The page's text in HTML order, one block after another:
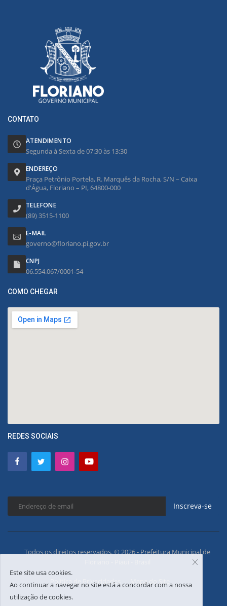
CONTATO
ATENDIMENTO
Segunda à Sexta de 07:30 às 13:30
ENDEREÇO
Praça Petrônio Portela, R. Marquês da Rocha, S/N – Caixa
d'Água, Floriano – PI, 64800-000
TELEFONE
(89) 3515-1100
E-MAIL
governo@floriano.pi.gov.br
CNPJ
06.554.067/0001-54
COMO CHEGAR
REDES SOCIAIS
Inscreva-se
Todos os direitos reservados. © 2026 - Prefeitura Municipal de
Política de Privacidades Mapa do Site
Este site usa cookies.
Ao continuar a navegar no site está a concordar com a nossa
utilização de cookies.